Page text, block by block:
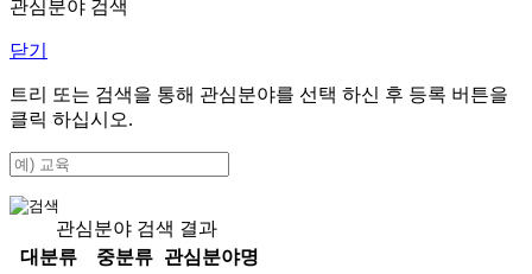
관심분야 검색
닫기
트리 또는 검색을 통해 관심분야를 선택 하신 후 등록 버튼을
클릭 하십시오.
관심분야 검색 결과
대분류
중분류
관심분야명